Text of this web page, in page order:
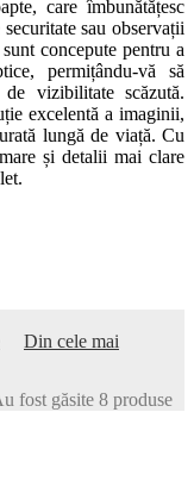
care îmbunătățesc
sau observații
concepute pentru a
permițându-vă să
vizibilitate scăzută.
excelentă a imaginii,
lungă de viață. Cu
și detalii mai clare
Din cele mai
fost găsite 8 produse